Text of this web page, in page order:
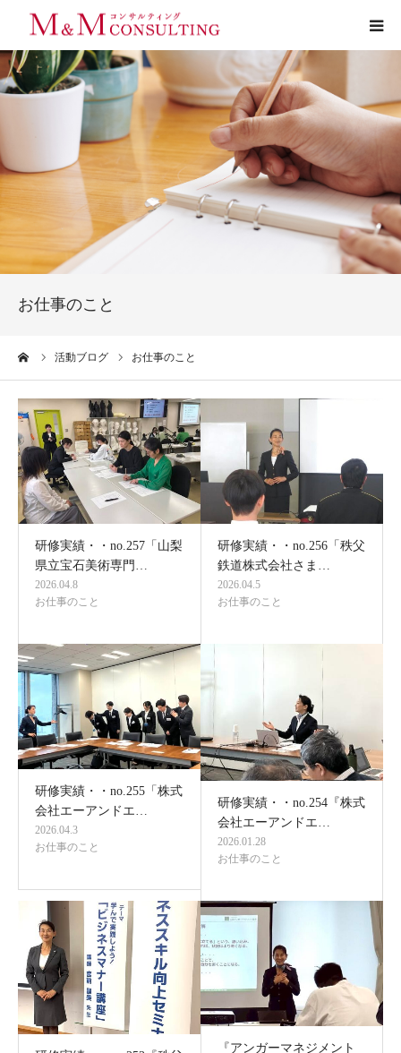
お仕事のこと
活動ブログ お仕事のこと
研修実績・・no.257「山梨
県立宝石美術専門…
2026.04.8
お仕事のこと
研修実績・・no.256「秩父
鉄道株式会社さま…
2026.04.5
お仕事のこと
研修実績・・no.255「株式
会社エーアンドエ…
2026.04.3
お仕事のこと
研修実績・・no.254『株式
会社エーアンドエ…
2026.01.28
お仕事のこと
『アンガーマネジメント
プロフィール
サービス
お客様の声
実績